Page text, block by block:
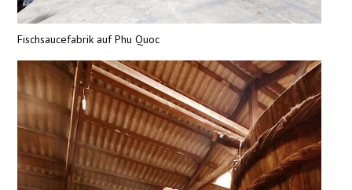
Fischsaucefabrik auf Phu Quoc